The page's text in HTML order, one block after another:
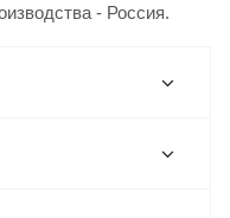
- Россия.